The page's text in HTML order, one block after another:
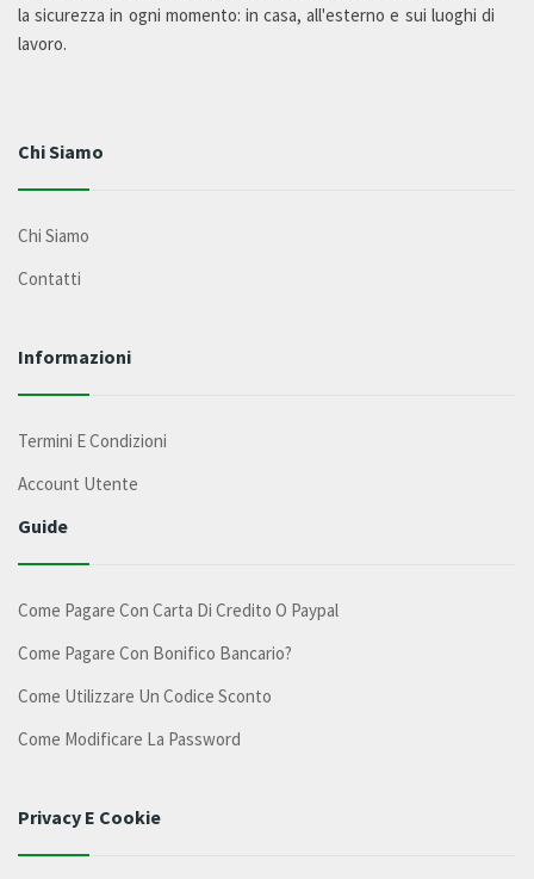
la sicurezza in ogni momento: in casa, all'esterno e sui luoghi di
lavoro.
Chi Siamo
Chi Siamo
Contatti
Informazioni
Termini E Condizioni
Account Utente
Guide
Come Pagare Con Carta Di Credito O Paypal
Come Pagare Con Bonifico Bancario?
Come Utilizzare Un Codice Sconto
Come Modificare La Password
Privacy E Cookie